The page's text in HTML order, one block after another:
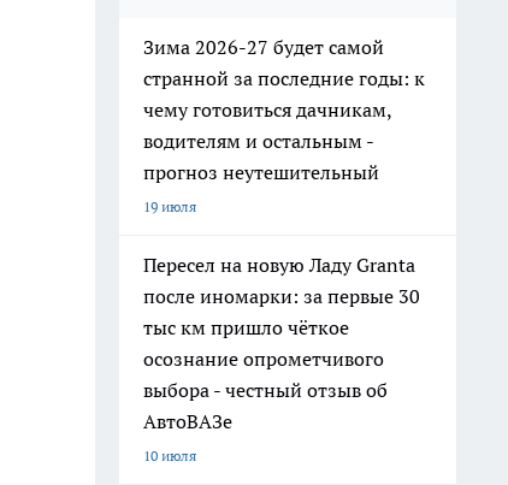
Зима 2026-27 будет самой
странной за последние годы: к
чему готовиться дачникам,
водителям и остальным -
прогноз неутешительный
19 июля
Пересел на новую Ладу Granta
после иномарки: за первые 30
тыс км пришло чёткое
осознание опрометчивого
выбора - честный отзыв об
АвтоВАЗе
10 июля